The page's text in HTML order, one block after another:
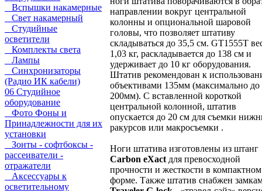
Вспышки накамерные
Свет накамерный
Студийные
осветители
Комплекты света
Лампы
Синхронизаторы
(Радио ИК кабели)
06 Студийное
оборудование
Фото Фоны и
Принадлежности для их
установки
Зонты - софтбоксы -
рассеиватели -
отражатели
Аксессуары к
осветительному
направлении вокруг центральной
колонны и опциональной шаровой
головы, что позволяет штативу
складываться до 35,5 см. GT1555T
1,03 кг, раскладывается до 138 см и
удерживает до 10 кг оборудования.
Штатив рекомендован к
объективами 135мм (максимально до
200мм). С вставленной короткой
центральной колонной, штатив
опускается до 20 см для съемки
ракурсов или макросъемки .
Ноги штатива изготовлены из штанг
Carbon eXact для превосходной
прочности и жесткости в компактном
форме. Также штатив снабжен